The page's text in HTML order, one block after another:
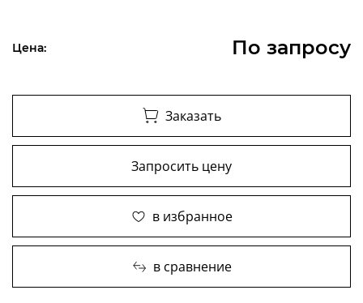
Цена: По запросу
Заказать
Запросить цену
в избранное
в сравнение